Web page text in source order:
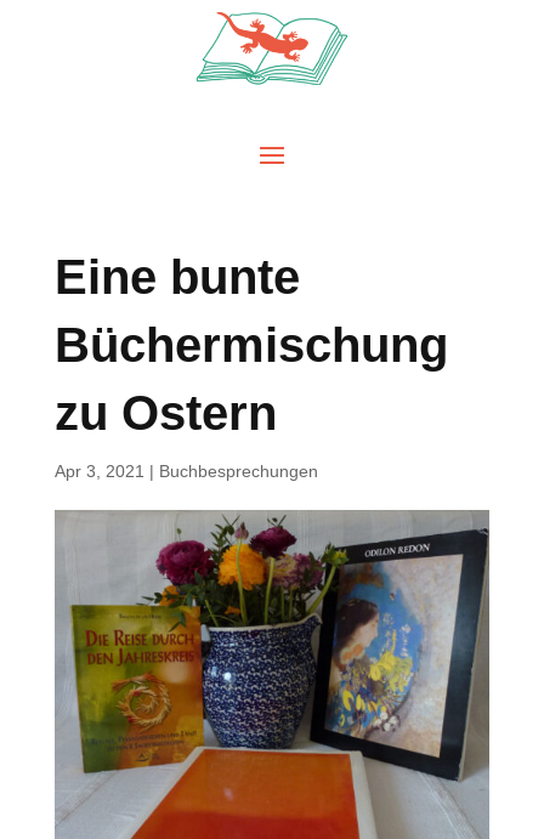
Eine bunte
Büchermischung
zu Ostern
Apr 3, 2021 | Buchbesprechungen